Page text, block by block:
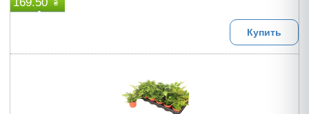
₴
Купить